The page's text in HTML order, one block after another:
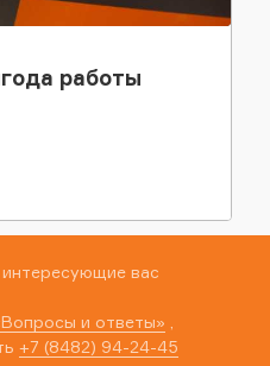
работы
вас
и ответы»
+7 (8482) 94-24-45